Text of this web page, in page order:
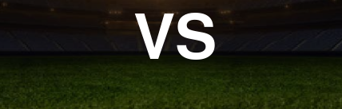
VS